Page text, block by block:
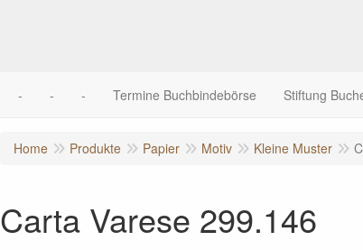
- - - Termine Buchbindebörse Stiftung
Home Produkte Papier Motiv Kleine Muster
Carta Varese 299.146